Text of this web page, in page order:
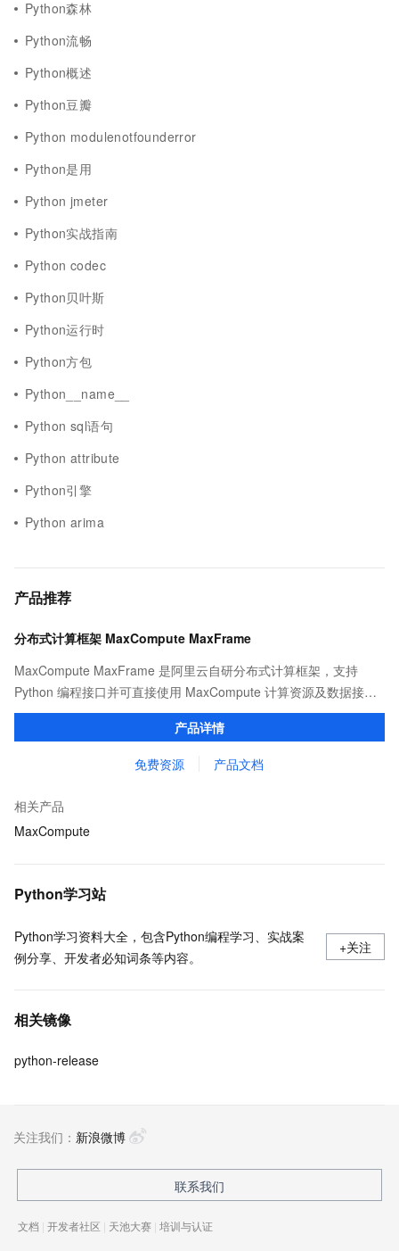
Python森林
Python流畅
Python概述
Python豆瓣
Python modulenotfounderror
Python是用
Python jmeter
Python实战指南
Python codec
Python贝叶斯
Python运行时
Python方包
Python__name__
Python sql语句
Python attribute
Python引擎
Python arima
产品推荐
分布式计算框架 MaxCompute MaxFrame
MaxCompute MaxFrame 是阿里云自研分布式计算框架，支持
Python 编程接口并可直接使用 MaxCompute 计算资源及数据接
口，与 MaxCompute Notebook、镜像管理等功能共同构成
MaxCompute 完整 Python 开发生态。
产品详情
免费资源 产品文档
相关产品
MaxCompute
Python学习站
Python学习资料大全，包含Python编程学习、实战案
例分享、开发者必知词条等内容。
+关注
相关镜像
python-release
关注我们： 新浪微博
联系我们
文档 | 开发者社区 | 天池大赛 | 培训与认证